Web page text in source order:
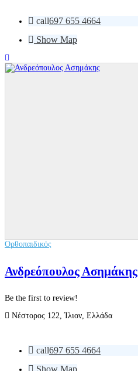
call697 655 4664
Show Map
Ορθοπαιδικός
Ανδρεόπουλος Ασημάκης
Be the first to review!
Νέστορος 122, Ίλιον, Ελλάδα
call697 655 4664
Show Map